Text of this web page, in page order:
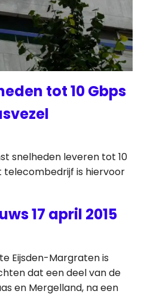
tot 10 Gbps
snelheden leveren tot 10
telecombedrijf is hiervoor
17 april 2015
Eijsden-Margraten is
dat een deel van de
en Mergelland, na een